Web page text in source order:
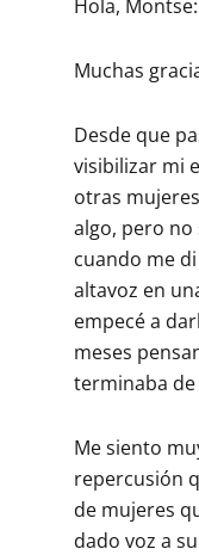
Hola, Montse:
Muchas
Desde que
visibilizar mi
otras
algo, pero no
cuando me
altavoz en
empecé a
meses
terminaba de
Me siento
repercusión
de mujeres
dado voz a